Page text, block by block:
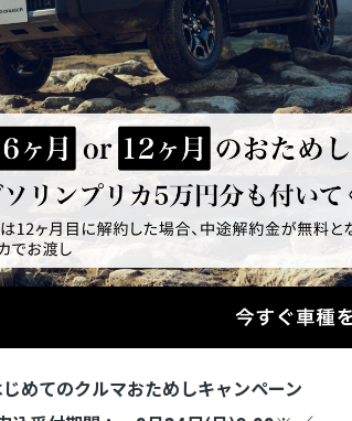
めてのクルマおためしキャンペーン